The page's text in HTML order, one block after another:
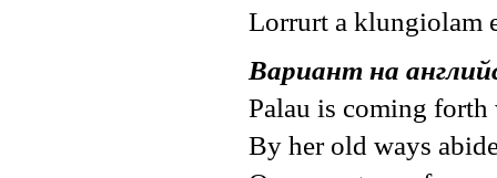
Lorrurt a klungiolam
Вариант на
Palau is coming
By her old ways